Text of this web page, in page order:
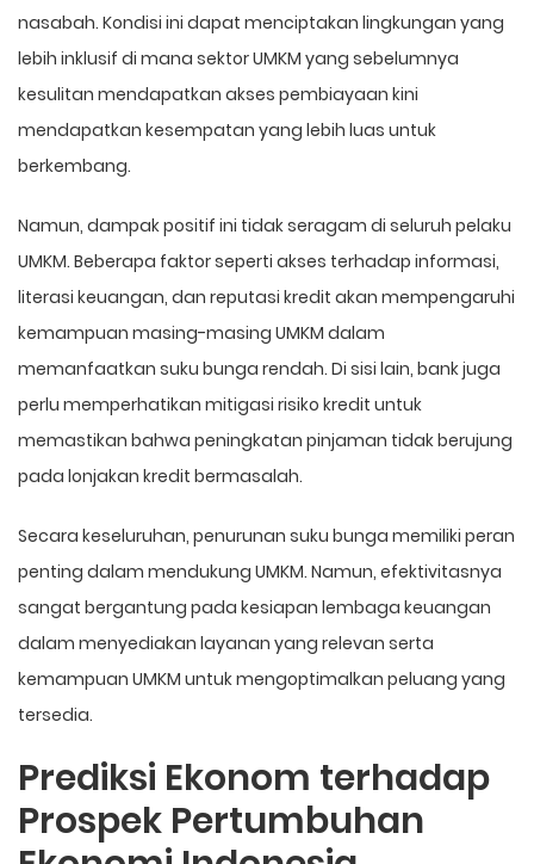
nasabah. Kondisi ini dapat menciptakan lingkungan yang
lebih inklusif di mana sektor UMKM yang sebelumnya
kesulitan mendapatkan akses pembiayaan kini
mendapatkan kesempatan yang lebih luas untuk
berkembang.
Namun, dampak positif ini tidak seragam di seluruh pelaku
UMKM. Beberapa faktor seperti akses terhadap informasi,
literasi keuangan, dan reputasi kredit akan mempengaruhi
kemampuan masing-masing UMKM dalam
memanfaatkan suku bunga rendah. Di sisi lain, bank juga
perlu memperhatikan mitigasi risiko kredit untuk
memastikan bahwa peningkatan pinjaman tidak berujung
pada lonjakan kredit bermasalah.
Secara keseluruhan, penurunan suku bunga memiliki peran
penting dalam mendukung UMKM. Namun, efektivitasnya
sangat bergantung pada kesiapan lembaga keuangan
dalam menyediakan layanan yang relevan serta
kemampuan UMKM untuk mengoptimalkan peluang yang
tersedia.
Prediksi Ekonom terhadap
Prospek Pertumbuhan